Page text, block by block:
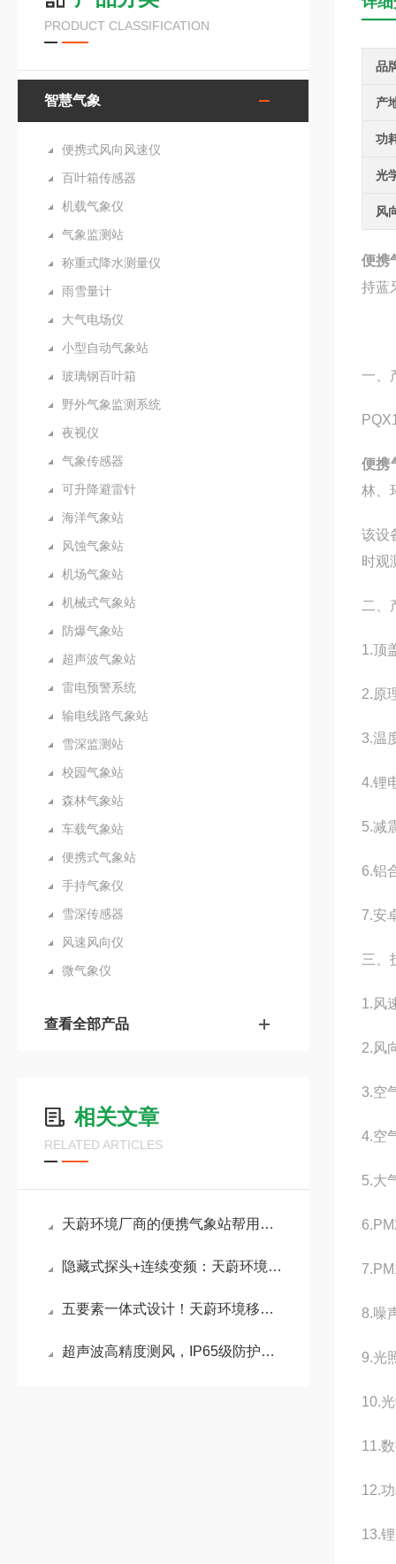
PRODUCT CLASSIFICATION
智慧气象
便携式风向风速仪
百叶箱传感器
机载气象仪
气象监测站
称重式降水测量仪
雨雪量计
大气电场仪
小型自动气象站
玻璃钢百叶箱
野外气象监测系统
夜视仪
气象传感器
可升降避雷针
海洋气象站
风蚀气象站
机场气象站
机械式气象站
防爆气象站
超声波气象站
雷电预警系统
输电线路气象站
雪深监测站
校园气象站
森林气象站
车载气象站
便携式气象站
手持气象仪
雪深传感器
风速风向仪
微气象仪
查看全部产品
相关文章
RELATED ARTICLES
天蔚环境厂商的便携气象站帮用户避开“功能冗余”与“低价劣质”陷阱
隐藏式探头+连续变频：天蔚环境六参数气象仪雨雪风沙中精准捕捉气象动态
五要素一体式设计！天蔚环境移动式气象观测设备以高精度捕捉微小气象变化
超声波高精度测风，IP65级防护：天蔚环境便携式气象站，让数据更可靠
品
产
功
光
风
便携
持蓝
一、
便携
林、
该设
时观
二、
1.顶
2.原
3.温
4.锂
5.减
6.铝
7.安
三、
1.风
2.风
3.空
4.空
5.大
8.噪
9.光
10.
11.
12.
13.